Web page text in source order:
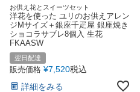
お供え花とスイーツセット
洋花を使った ユリのお供えアレン
ジMサイズ＋銀座千疋屋 銀座焼き
ショコラサブレ8個入 生花
FKAASW
翌日配達
販売価格 ¥7,520税込
詳細をみる